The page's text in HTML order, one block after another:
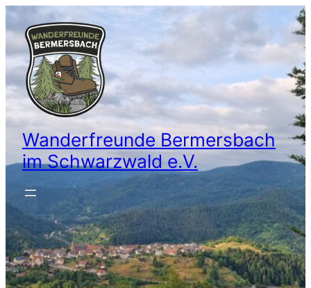
Wanderfreunde Bermersbach
im Schwarzwald e.V.